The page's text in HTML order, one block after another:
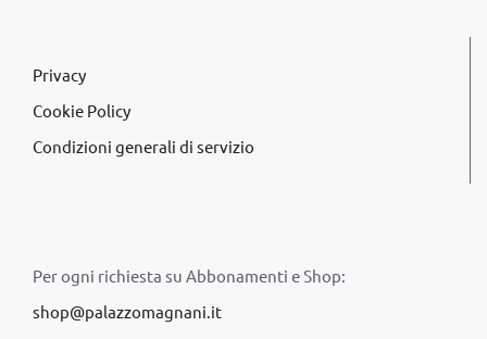
Privacy
Cookie Policy
Condizioni generali di servizio
Per ogni richiesta su Abbonamenti e Shop:
shop@palazzomagnani.it